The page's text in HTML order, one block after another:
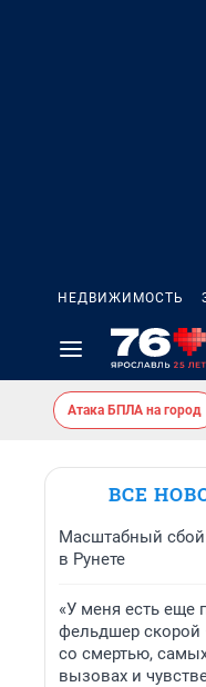
НЕДВИЖИМОСТЬ
Атака БПЛА на город
ВСЕ
Масштабный
в Рунете
«У меня есть еще
фельдшер скорой
со смертью,
вызовах и